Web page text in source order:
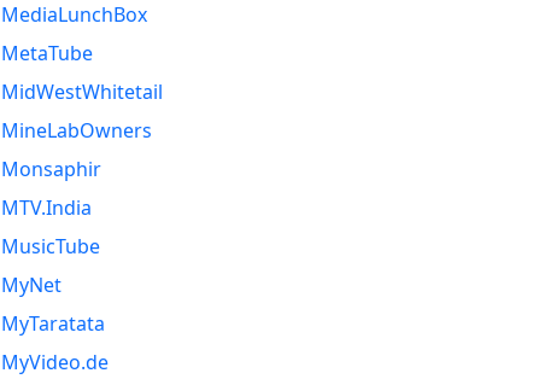
MediaLunchBox
MetaTube
MidWestWhitetail
MineLabOwners
Monsaphir
MTV.India
MusicTube
MyNet
MyTaratata
MyVideo.de